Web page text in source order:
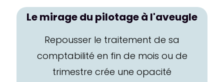
Le mirage du pilotage à l'aveugle
Repousser le traitement de sa
comptabilité en fin de mois ou de
trimestre crée une opacité